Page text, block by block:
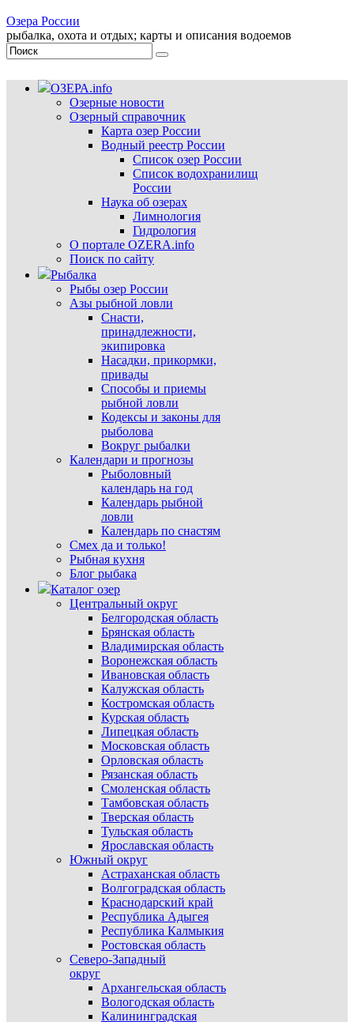
Озера России
рыбалка, охота и отдых; карты и описания водоемов
ОЗЕРА.info
Озерные новости
Озерный справочник
Карта озер России
Водный реестр России
Список озер России
Список водохранилищ
России
Наука об озерах
Лимнология
Гидрология
О портале OZERA.info
Поиск по сайту
Рыбалка
Рыбы озер России
Азы рыбной ловли
Снасти,
принадлежности,
экипировка
Насадки, прикормки,
привады
Способы и приемы
рыбной ловли
Кодексы и законы для
рыболова
Вокруг рыбалки
Календари и прогнозы
Рыболовный
календарь на год
Календарь рыбной
ловли
Календарь по снастям
Смех да и только!
Рыбная кухня
Блог рыбака
Каталог озер
Центральный округ
Белгородская область
Брянская область
Владимирская область
Воронежская область
Ивановская область
Калужская область
Костромская область
Курская область
Липецкая область
Московская область
Орловская область
Рязанская область
Смоленская область
Тамбовская область
Тверская область
Тульская область
Ярославская область
Южный округ
Астраханская область
Волгоградская область
Краснодарский край
Республика Адыгея
Республика Калмыкия
Ростовская область
Северо-Западный
округ
Архангельская область
Вологодская область
Калининградская